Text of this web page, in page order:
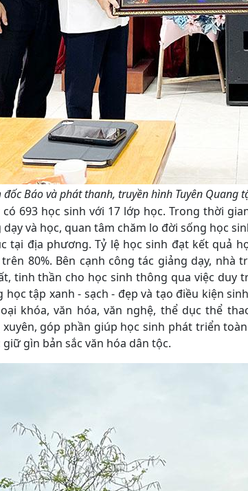
Báo và phát thanh, truyền hình Tuyên Quang
693 học sinh với 17 lớp học. Trong thời
và học, quan tâm chăm lo đời sống học
tại địa phương. Tỷ lệ học sinh đạt kết quả
80%. Bên cạnh công tác giảng dạy, nhà
tinh thần cho học sinh thông qua việc duy
tập xanh - sạch - đẹp và tạo điều kiện
khóa, văn hóa, văn nghệ, thể dục thể
góp phần giúp học sinh phát triển
gìn bản sắc văn hóa dân tộc.